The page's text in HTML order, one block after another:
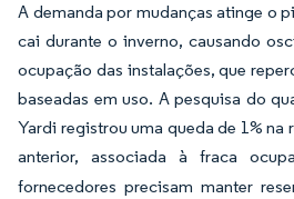
A demanda por mudanças atinge o
cai durante o inverno, causando
ocupação das instalações, que
baseadas em uso. A pesquisa do
Yardi registrou uma queda de 1% na
anterior, associada à fraca
fornecedores precisam manter